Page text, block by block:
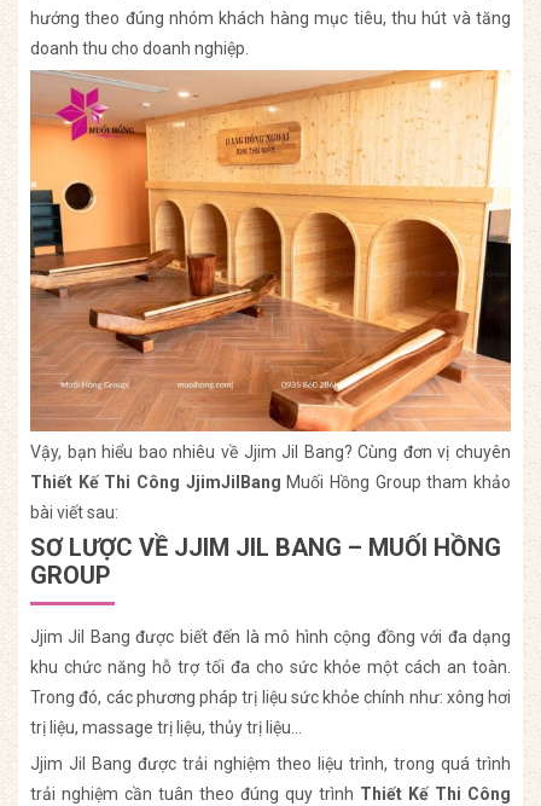
hướng theo đúng nhóm khách hàng mục tiêu, thu hút và tăng
doanh thu cho doanh nghiệp.
Vậy, bạn hiểu bao nhiêu về Jjim Jil Bang? Cùng đơn vị chuyên
Thiết Kế Thi Công JjimJilBang Muối Hồng Group tham khảo
bài viết sau:
SƠ LƯỢC VỀ JJIM JIL BANG – MUỐI HỒNG
GROUP
Jjim Jil Bang được biết đến là mô hình cộng đồng với đa dạng
khu chức năng hỗ trợ tối đa cho sức khỏe một cách an toàn.
Trong đó, các phương pháp trị liệu sức khỏe chính như: xông hơi
trị liệu, massage trị liệu, thủy trị liệu…
Jjim Jil Bang được trải nghiệm theo liệu trình, trong quá trình
trải nghiệm cần tuân theo đúng quy trình Thiết Kế Thi Công